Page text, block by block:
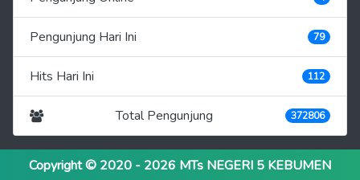
Pengunjung Hari Ini 79
Hits Hari Ini 112
Total Pengunjung 372806
Copyright © 2020 - 2026 MTs NEGERI 5 KEBUMEN